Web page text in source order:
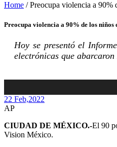
Home / Preocupa violencia a 90%
Preocupa violencia a 90% de los niños
Hoy se presentó el
electrónicas que
22 Feb,2022
AP
CIUDAD DE MÉXICO.-El 90
Vision México.